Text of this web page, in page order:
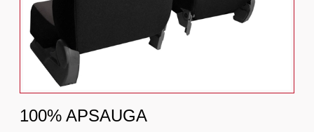
100% APSAUGA